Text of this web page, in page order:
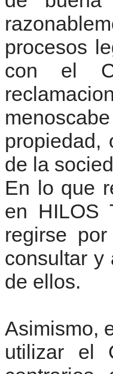
procesos
con el
propiedad,
de la
En lo que
en HILOS
regirse
consultar y
de ellos.
Asimismo,
utilizar el